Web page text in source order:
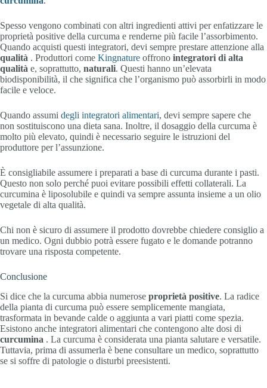
Spesso vengono combinati con altri ingredienti attivi per enfatizzare le
proprietà positive della curcuma e renderne più facile l’assorbimento.
Quando acquisti questi integratori, devi sempre prestare attenzione alla
qualità . Produttori come Kingnature offrono integratori di alta
qualità e, soprattutto, naturali. Questi hanno un’elevata
biodisponibilità, il che significa che l’organismo può assorbirli in modo
facile e veloce.
Quando assumi degli integratori alimentari, devi sempre sapere che
non sostituiscono una dieta sana. Inoltre, il dosaggio della curcuma è
molto più elevato, quindi è necessario seguire le istruzioni del
produttore per l’assunzione.
È consigliabile assumere i preparati a base di curcuma durante i pasti.
Questo non solo perché puoi evitare possibili effetti collaterali. La
curcumina è liposolubile e quindi va sempre assunta insieme a un olio
vegetale di alta qualità.
Chi non è sicuro di assumere il prodotto dovrebbe chiedere consiglio a
un medico. Ogni dubbio potrà essere fugato e le domande potranno
trovare una risposta competente.
Conclusione
Si dice che la curcuma abbia numerose proprietà positive. La radice
della pianta di curcuma può essere semplicemente mangiata,
trasformata in bevande calde o aggiunta a vari piatti come spezia.
Esistono anche integratori alimentari che contengono alte dosi di
curcumina . La curcuma è considerata una pianta salutare e versatile.
Tuttavia, prima di assumerla è bene consultare un medico, soprattutto
se si soffre di patologie o disturbi preesistenti.